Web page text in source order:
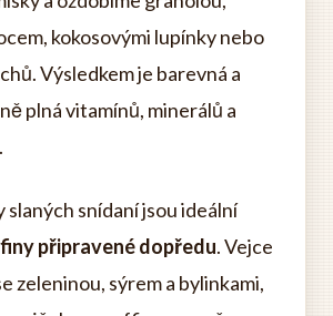
kokosovými lupínky nebo
Výsledkem je barevná a
plná vitamínů, minerálů a
slaných snídaní jsou ideální
připravené dopředu. Vejce
zeleninou, sýrem a bylinkami,